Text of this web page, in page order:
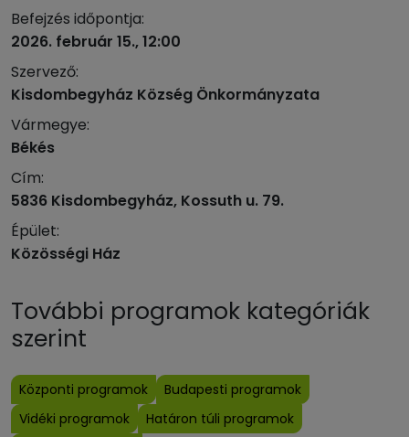
Befejzés időpontja:
2026. február 15., 12:00
Szervező:
Kisdombegyház Község Önkormányzata
Vármegye:
Békés
Cím:
5836 Kisdombegyház, Kossuth u. 79.
Épület:
Közösségi Ház
További programok kategóriák
szerint
Központi programok
Budapesti programok
Vidéki programok
Határon túli programok